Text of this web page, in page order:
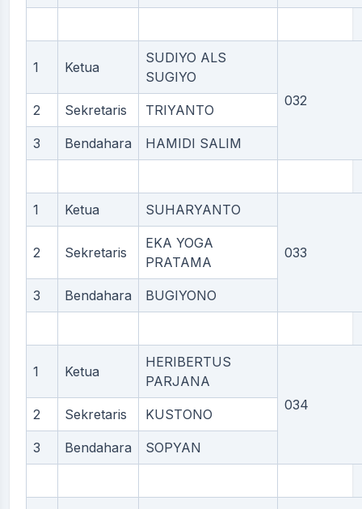
1 Ketua
SUDIYO ALS
SUGIYO
032
2 Sekretaris TRIYANTO
3 Bendahara HAMIDI SALIM
1 Ketua SUHARYANTO
033
2 Sekretaris
EKA YOGA
PRATAMA
3 Bendahara BUGIYONO
1 Ketua
HERIBERTUS
PARJANA
034
2 Sekretaris KUSTONO
3 Bendahara SOPYAN